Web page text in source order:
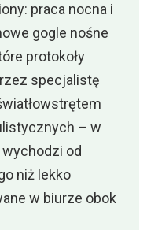
praca nocna i
gogle nośne
protokoły
specjalistę
– w
od
niż lekko
w biurze obok